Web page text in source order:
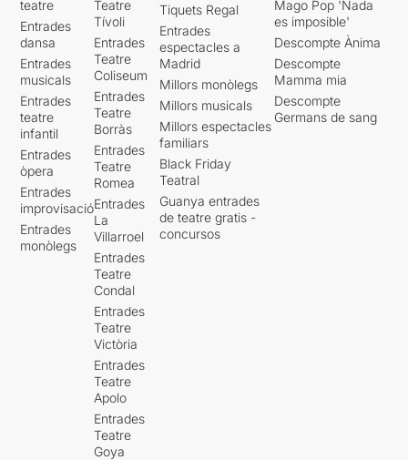
teatre
Entrades
dansa
Entrades
musicals
Entrades
teatre
infantil
Entrades
òpera
Entrades
improvisació
Entrades
monòlegs
Teatre
Tívoli
Entrades
Teatre
Coliseum
Entrades
Teatre
Borràs
Entrades
Teatre
Romea
Entrades
La
Villarroel
Entrades
Teatre
Condal
Entrades
Teatre
Victòria
Entrades
Teatre
Apolo
Entrades
Teatre
Goya
Tiquets Regal
Entrades
espectacles a
Madrid
Millors monòlegs
Millors musicals
Millors espectacles
familiars
Black Friday
Teatral
Guanya entrades
de teatre gratis -
concursos
Mago Pop 'Nada
es imposible'
Descompte Ànima
Descompte
Mamma mia
Descompte
Germans de sang